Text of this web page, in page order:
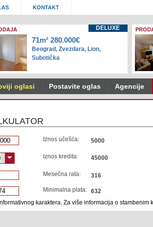
KONTAKT
DELUXE
71m² 280.000€
Beograd, Zvezdara, Lion,
Subotička
oglasi Postavite oglas Agencije
Iznos učešća: 5000
Iznos kredita: 45000
Mesečna rata: 316
Minimalna plata: 632
karaktera. Za više informacija o stambenim